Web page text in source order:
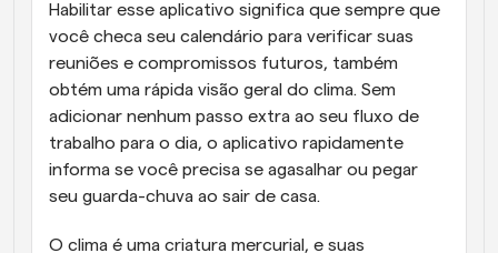
Habilitar esse aplicativo significa que sempre que
você checa seu calendário para verificar suas
reuniões e compromissos futuros, também
obtém uma rápida visão geral do clima. Sem
adicionar nenhum passo extra ao seu fluxo de
trabalho para o dia, o aplicativo rapidamente
informa se você precisa se agasalhar ou pegar
seu guarda-chuva ao sair de casa.
O clima é uma criatura mercurial, e suas